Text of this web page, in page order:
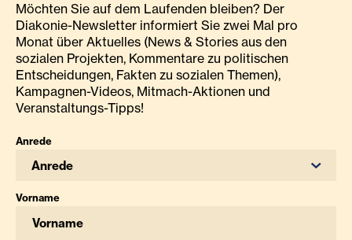
Möchten Sie auf dem Laufenden bleiben? Der
Diakonie-Newsletter informiert Sie zwei Mal pro
Monat über Aktuelles (News & Stories aus den
sozialen Projekten, Kommentare zu politischen
Entscheidungen, Fakten zu sozialen Themen),
Kampagnen-Videos, Mitmach-Aktionen und
Veranstaltungs-Tipps!
Anrede
Anrede
Vorname